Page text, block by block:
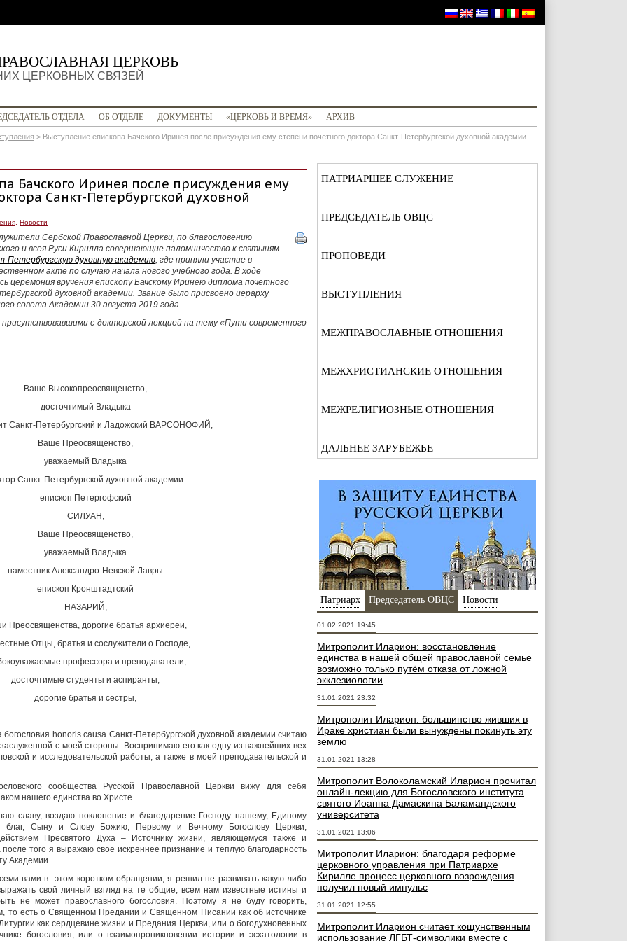
ЦЕРКОВЬ
ЦЕРКОВНЫХ СВЯЗЕЙ
ОТДЕЛА ОБ ОТДЕЛЕ ДОКУМЕНТЫ «ЦЕРКОВЬ И ВРЕМЯ» АРХИВ
> Выступление епископа Бачского Иринея после присуждения ему степени почётного доктора Санкт-Петербургской духовной академии
Бачского Иринея после присуждения ему
Санкт-Петербургской духовной
Новости
Сербской Православной Церкви, по благословению
и всея Руси Кирилла совершающие паломничество к святыням
Петербургскую духовную академию, где приняли участие в
акте по случаю начала нового учебного года. В ходе
церемония вручения епископу Бачскому Иринею диплома почетного
духовной академии. Звание было присвоено иерарху
совета Академии 30 августа 2019 года.
с докторской лекцией на тему «Пути современного
Ваше Высокопреосвященство,
досточтимый Владыка
Санкт-Петербургский и Ладожский ВАРСОНОФИЙ,
Ваше Преосвященство,
уважаемый Владыка
Санкт-Петербургской духовной академии
епископ Петергофский
СИЛУАН,
Ваше Преосвященство,
уважаемый Владыка
наместник Александро-Невской Лавры
епископ Кронштадтский
НАЗАРИЙ,
Преосвященства, дорогие братья архиереи,
Отцы, братья и сослужители о Господе,
профессора и преподаватели,
досточтимые студенты и аспиранты,
дорогие братья и сестры,
honoris causa Санкт-Петербургской духовной академии считаю
с моей стороны. Воспринимаю его как одну из важнейших вех
и исследовательской работы, а также в моей преподавательской и
сообщества Русской Православной Церкви вижу для себя
нашего единства во Христе.
славу, воздаю поклонение и благодарение Господу нашему, Единому
благ, Сыну и Слову Божию, Первому и Вечному Богослову Церкви,
Пресвятого Духа – Источнику жизни, являющемуся также и
того я выражаю свое искреннее признание и тёплую благодарность
Академии.
вами в этом коротком обращении, я решил не развивать какую-либо
свой личный взгляд на те общие, всем нам известные истины и
не может православного богословия. Поэтому я не буду говорить,
то есть о Священном Предании и Священном Писании как об источнике
как сердцевине жизни и Предания Церкви, или о богодухновенных
богословия, или о взаимопроникновении истории и эсхатологии в
ПАТРИАРШЕЕ СЛУЖЕНИЕ
ПРЕДСЕДАТЕЛЬ ОВЦС
ПРОПОВЕДИ
ВЫСТУПЛЕНИЯ
МЕЖПРАВОСЛАВНЫЕ ОТНОШЕНИЯ
МЕЖХРИСТИАНСКИЕ ОТНОШЕНИЯ
МЕЖРЕЛИГИОЗНЫЕ ОТНОШЕНИЯ
ДАЛЬНЕЕ ЗАРУБЕЖЬЕ
Патриарх Председатель ОВЦС Новости
01.02.2021 19:45
Митрополит Иларион: восстановление
единства в нашей общей православной семье
возможно только путём отказа от ложной
экклезиологии
31.01.2021 23:32
Митрополит Иларион: большинство живших в
Ираке христиан были вынуждены покинуть эту
землю
31.01.2021 13:28
Митрополит Волоколамский Иларион прочитал
онлайн-лекцию для Богословского института
святого Иоанна Дамаскина Баламандского
университета
31.01.2021 13:06
Митрополит Иларион: благодаря реформе
церковного управления при Патриархе
Кирилле процесс церковного возрождения
получил новый импульс
31.01.2021 12:55
Митрополит Иларион считает кощунственным
использование ЛГБТ-символики вместе с